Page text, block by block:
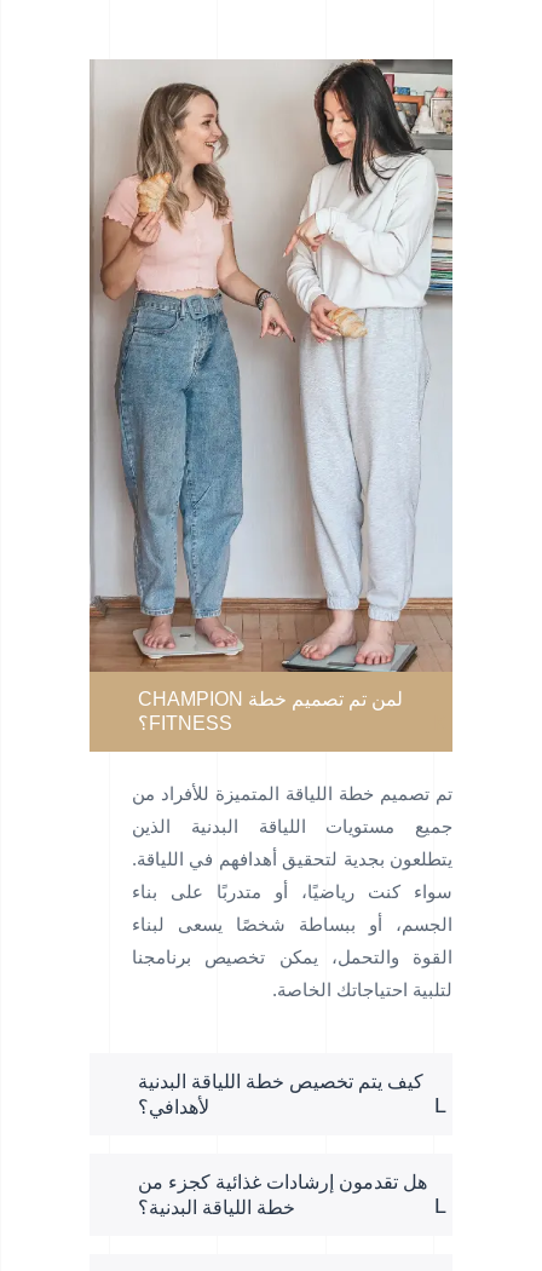
لمن تم تصميم خطة CHAMPION
FITNESS؟
تم تصميم خطة اللياقة المتميزة للأفراد من
جميع مستويات اللياقة البدنية الذين
يتطلعون بجدية لتحقيق أهدافهم في اللياقة.
سواء كنت رياضيًا، أو متدربًا على بناء
الجسم، أو ببساطة شخصًا يسعى لبناء
القوة والتحمل، يمكن تخصيص برنامجنا
لتلبية احتياجاتك الخاصة.
كيف يتم تخصيص خطة اللياقة البدنية
لأهدافي؟
هل تقدمون إرشادات غذائية كجزء من
خطة اللياقة البدنية؟